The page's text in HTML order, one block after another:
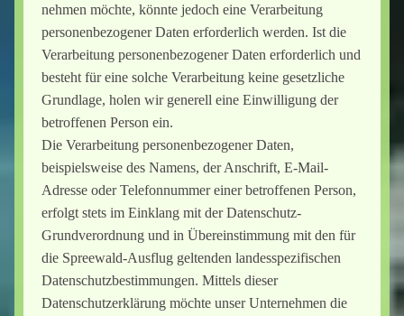
nehmen möchte, könnte jedoch eine Verarbeitung
personenbezogener Daten erforderlich werden. Ist die
Verarbeitung personenbezogener Daten erforderlich und
besteht für eine solche Verarbeitung keine gesetzliche
Grundlage, holen wir generell eine Einwilligung der
betroffenen Person ein.
Die Verarbeitung personenbezogener Daten,
beispielsweise des Namens, der Anschrift, E-Mail-
Adresse oder Telefonnummer einer betroffenen Person,
erfolgt stets im Einklang mit der Datenschutz-
Grundverordnung und in Übereinstimmung mit den für
die Spreewald-Ausflug geltenden landesspezifischen
Datenschutzbestimmungen. Mittels dieser
Datenschutzerklärung möchte unser Unternehmen die